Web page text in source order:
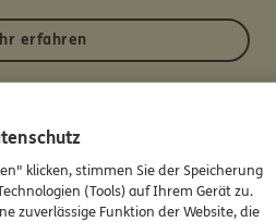
erfahren
klicken, stimmen Sie der Speicherung
(Tools) auf Ihrem Gerät zu.
zuverlässige Funktion der Website, die